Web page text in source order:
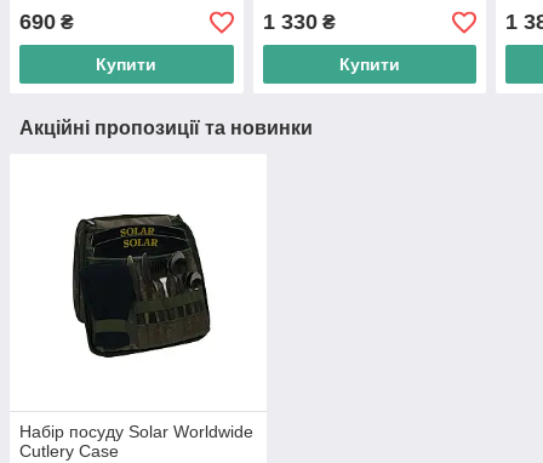
690 ₴
Купити
1 330₴
Купити
1
Акційні пропозиції та новинки
Набір посуду Solar Worldwide
Cutlery Case